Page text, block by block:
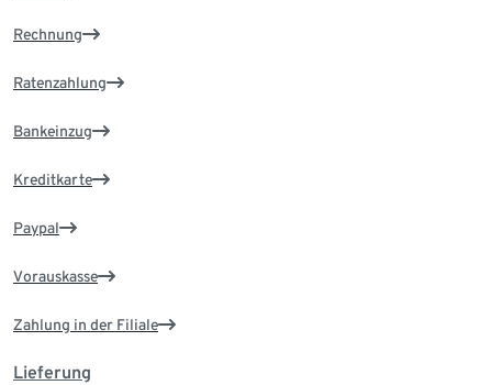
Rechnung
Ratenzahlung
Bankeinzug
Kreditkarte
Paypal
Vorauskasse
Zahlung in der Filiale
Lieferung